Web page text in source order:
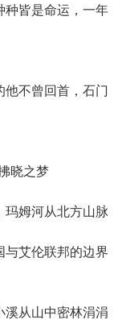
皆是命运，一年
不曾回首，石门
梦
姆河从北方山脉
与艾伦联邦的边界
从山中密林涓涓